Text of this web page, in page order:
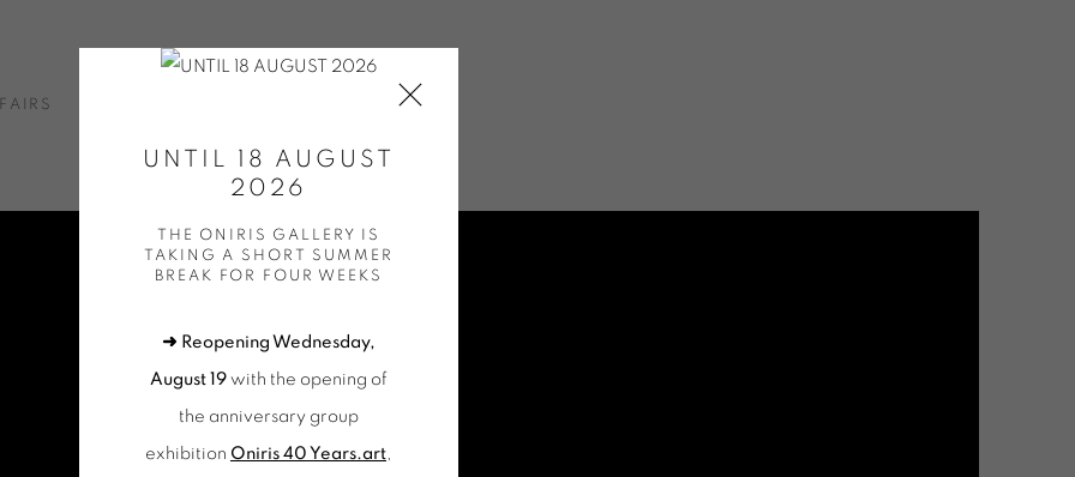
CONTACT
UNTIL 18 AUGUST
2026
THE ONIRIS GALLERY IS
TAKING A SHORT SUMMER
BREAK FOR FOUR WEEKS
➜ Reopening Wednesday,
August 19 with the opening of
the anniversary group
exhibition Oniris 40 Years.art,